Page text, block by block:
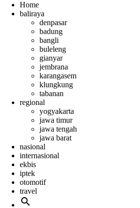
Home
baliraya
denpasar
badung
bangli
buleleng
gianyar
jembrana
karangasem
klungkung
tabanan
regional
yogyakarta
jawa timur
jawa tengah
jawa barat
nasional
internasional
ekbis
iptek
otomotif
travel
search